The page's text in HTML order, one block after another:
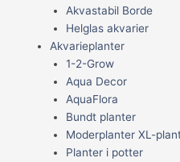
Akvastabil Borde
Helglas akvarier
Akvarieplanter
1-2-Grow
Aqua Decor
AquaFlora
Bundt planter
Moderplanter XL-
Planter i potter